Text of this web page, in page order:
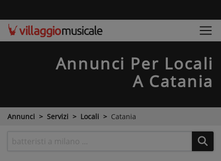
Annunci Per Locali
A Catania
Annunci Servizi Locali Catania